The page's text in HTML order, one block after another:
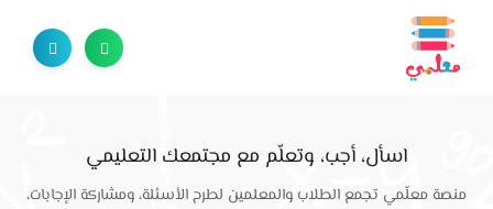
اسأل، أجب، وتعلّم مع مجتمعك التعليمي
منصة معلّمي تجمع الطلاب والمعلمين لطرح الأسئلة، ومشاركة الإجابات،